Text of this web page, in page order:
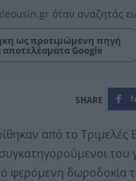
όταν αναζητάς
ως προτιμώμενη πηγή
αποτελέσματα Google
από το Τριμελές
του
φερόμενη δωροδοκία